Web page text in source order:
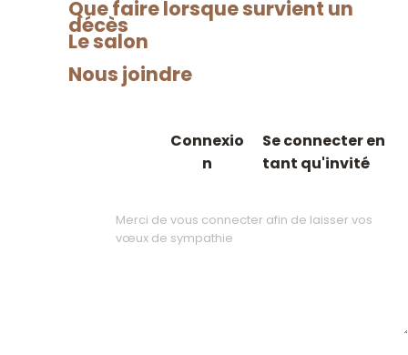
Que faire lorsque survient un
décès
Le salon
Nous joindre
6 Vœux de
La Vallée des Roseaux.
Connexio
n
Se connecter en
tant qu'invité